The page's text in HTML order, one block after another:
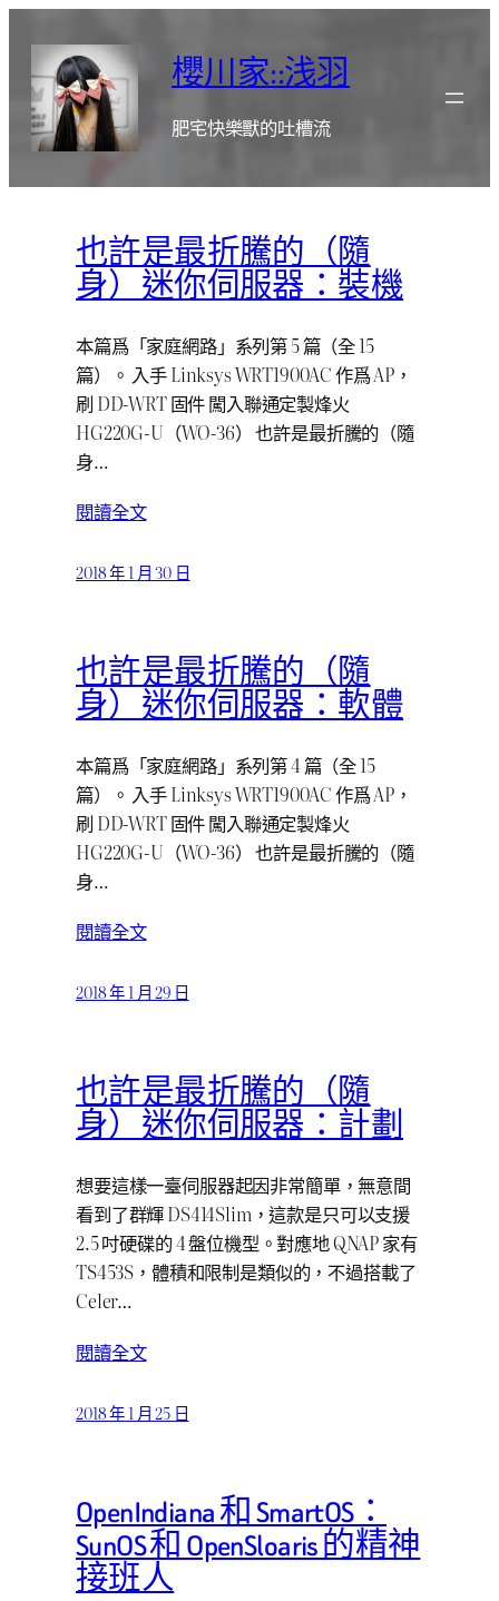
櫻川家::浅羽
肥宅快樂獸的吐槽流
也許是最折騰的（隨
身）迷你伺服器：裝機
本篇爲「家庭網路」系列第 5 篇（全 15
篇）。 入手 Linksys WRT1900AC 作爲 AP，
刷 DD-WRT 固件 闖入聯通定製烽火
HG220G-U（WO-36） 也許是最折騰的（隨
身…
閱讀全文
2018 年 1 月 30 日
也許是最折騰的（隨
身）迷你伺服器：軟體
本篇爲「家庭網路」系列第 4 篇（全 15
篇）。 入手 Linksys WRT1900AC 作爲 AP，
刷 DD-WRT 固件 闖入聯通定製烽火
HG220G-U（WO-36） 也許是最折騰的（隨
身…
閱讀全文
2018 年 1 月 29 日
也許是最折騰的（隨
身）迷你伺服器：計劃
想要這樣一臺伺服器起因非常簡單，無意間
看到了群輝 DS414Slim，這款是只可以支援
2.5 吋硬碟的 4 盤位機型。對應地 QNAP 家有
TS453S，體積和限制是類似的，不過搭載了
Celer…
閱讀全文
2018 年 1 月 25 日
OpenIndiana 和 SmartOS：
SunOS 和 OpenSloaris 的精神
接班人